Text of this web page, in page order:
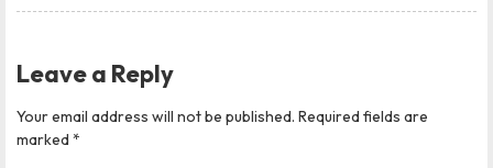
Leave a Reply
Your email address will not be published. Required fields are
marked *